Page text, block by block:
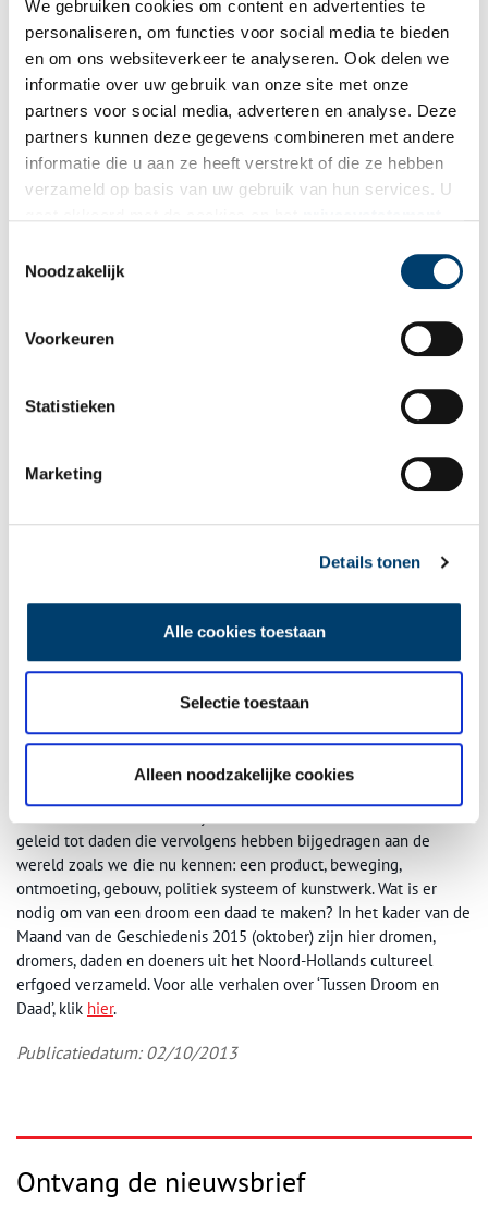
We gebruiken cookies om content en advertenties te
personaliseren, om functies voor social media te bieden
en om ons websiteverkeer te analyseren. Ook delen we
informatie over uw gebruik van onze site met onze
partners voor social media, adverteren en analyse. Deze
partners kunnen deze gegevens combineren met andere
informatie die u aan ze heeft verstrekt of die ze hebben
verzameld op basis van uw gebruik van hun services. U
Noodzakelijk
Voorkeuren
Statistieken
Marketing
Details tonen
Alle cookies toestaan
Selectie toestaan
Alleen noodzakelijke cookies
Inhuldiging van koningin Beatrix in de Nieuwe Kerk (1980) Beeld: Nationaal
Maand van de Geschiedenis 2015: Tussen Droom en
Daad
Ieder mens heeft dromen en idealen, zo ook de krakers in dit
geleid tot daden die vervolgens hebben bijgedragen aan de
wereld zoals we die nu kennen: een product, beweging,
ontmoeting, gebouw, politiek systeem of kunstwerk. Wat is er
nodig om van een droom een daad te maken? In het kader van de
Maand van de Geschiedenis 2015 (oktober) zijn hier dromen,
dromers, daden en doeners uit het Noord-Hollands cultureel
erfgoed verzameld. Voor alle verhalen over ‘Tussen Droom en
Daad’, klik hier.
Publicatiedatum: 02/10/2013
Ontvang de nieuwsbrief